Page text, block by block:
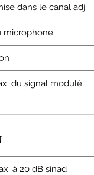
dans le canal adj.
microphone
du signal modulé
à 20 dB sinad